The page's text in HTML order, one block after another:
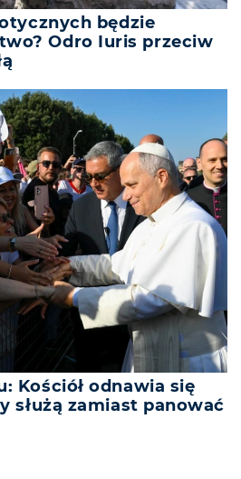
będzie
Odro Iuris przeciw
Kościół odnawia się
służą zamiast panować